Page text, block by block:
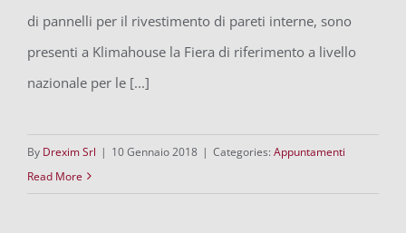
di pannelli per il rivestimento di pareti interne, sono
presenti a Klimahouse la Fiera di riferimento a livello
nazionale per le [...]
By Drexim Srl | 10 Gennaio 2018 | Categories: Appuntamenti
Read More